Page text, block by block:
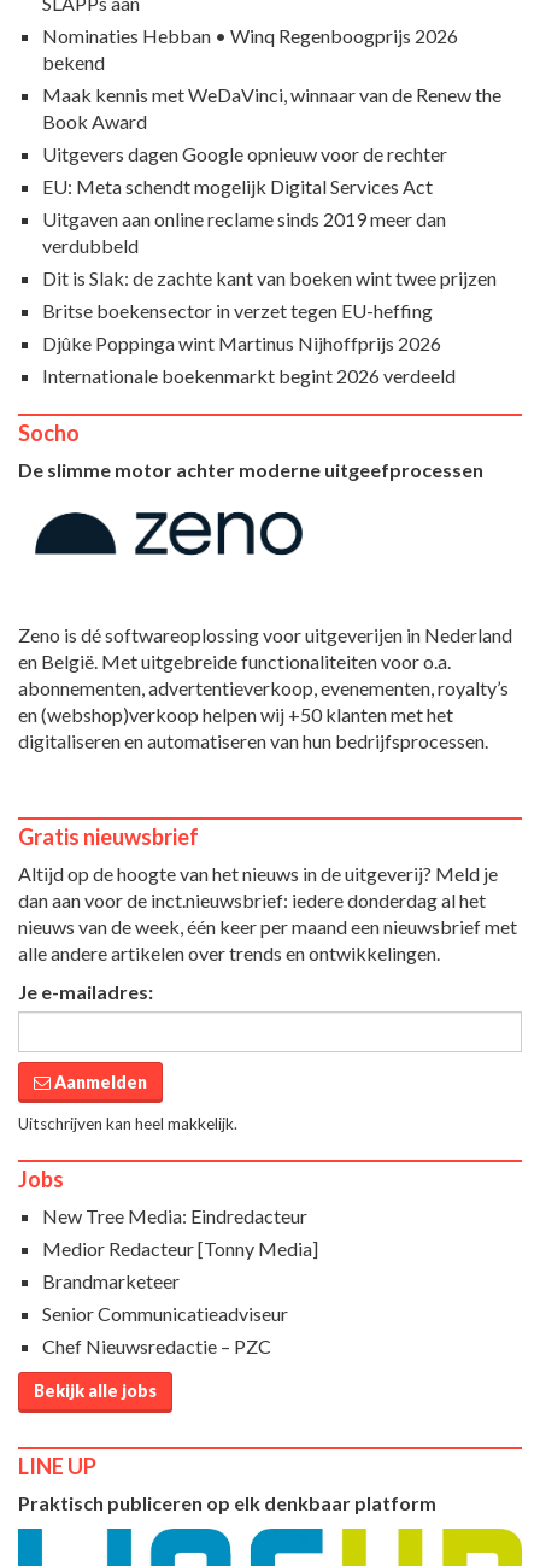
Nominaties Hebban • Winq Regenboogprijs 2026
bekend
Maak kennis met WeDaVinci, winnaar van de Renew the
Book Award
Uitgevers dagen Google opnieuw voor de rechter
EU: Meta schendt mogelijk Digital Services Act
Uitgaven aan online reclame sinds 2019 meer dan
verdubbeld
Dit is Slak: de zachte kant van boeken wint twee prijzen
Britse boekensector in verzet tegen EU-heffing
Djûke Poppinga wint Martinus Nijhoffprijs 2026
Internationale boekenmarkt begint 2026 verdeeld
Socho
De slimme motor achter moderne uitgeefprocessen
Zeno is dé softwareoplossing voor uitgeverijen in Nederland
en België. Met uitgebreide functionaliteiten voor o.a.
abonnementen, advertentieverkoop, evenementen, royalty’s
en (webshop)verkoop helpen wij +50 klanten met het
digitaliseren en automatiseren van hun bedrijfsprocessen.
Gratis nieuwsbrief
Altijd op de hoogte van het nieuws in de uitgeverij? Meld je
dan aan voor de inct.nieuwsbrief: iedere donderdag al het
nieuws van de week, één keer per maand een nieuwsbrief met
alle andere artikelen over trends en ontwikkelingen.
Je e-mailadres:
Aanmelden
Uitschrijven kan heel makkelijk.
Jobs
New Tree Media: Eindredacteur
Medior Redacteur [Tonny Media]
Brandmarketeer
Senior Communicatieadviseur
Chef Nieuwsredactie – PZC
Bekijk alle jobs
LINE UP
Praktisch publiceren op elk denkbaar platform